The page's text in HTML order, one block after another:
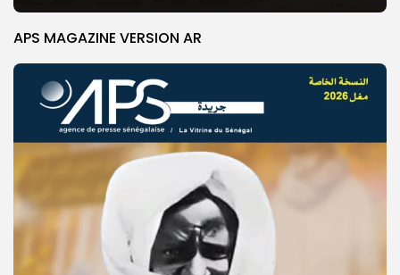
APS MAGAZINE VERSION AR